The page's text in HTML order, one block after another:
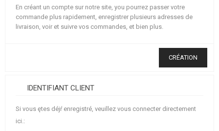
ARMES AIR COMPRIMÉ, LANCE-PIERRES
LANCE-GRENADES, GRENADES
CHARGEURS, BB LOADER
LUNETTES, MASQUES
En créant un compte sur notre site, you pourrez passer votre
commande plus rapidement, enregistrer plusieurs adresses de
livraison, voir et suivre vos commandes, et bien plus.
CRÉATION
IDENTIFIANT CLIENT
Si vous ętes déjŕ enregistré, veuillez vous connecter directement
ici.: